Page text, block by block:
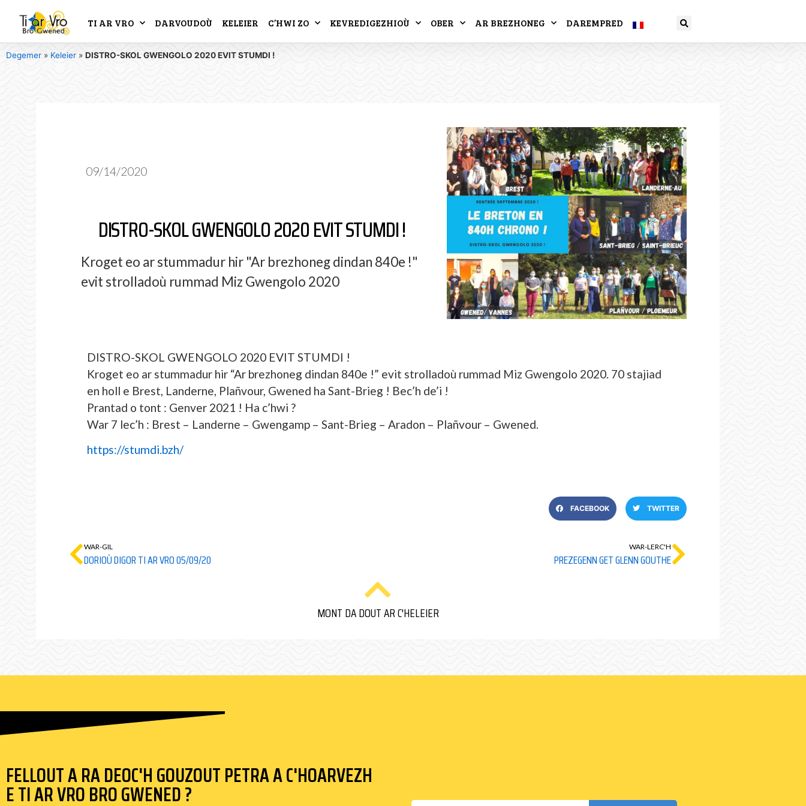
TI AR VRO DARVOUDOÙ KELEIER C’HWI ZO KEVREDIGEZHIOÙ OBER AR BREZHONEG DAREMPRED
Degemer » Keleier » DISTRO-SKOL GWENGOLO 2020 EVIT STUMDI !
09/14/2020
DISTRO-SKOL GWENGOLO 2020 EVIT STUMDI !
Kroget eo ar stummadur hir "Ar brezhoneg dindan 840e !"
evit strolladoù rummad Miz Gwengolo 2020
DISTRO-SKOL GWENGOLO 2020 EVIT STUMDI !
Kroget eo ar stummadur hir “Ar brezhoneg dindan 840e !” evit strolladoù rummad Miz Gwengolo 2020. 70 stajiad
en holl e Brest, Landerne, Plañvour, Gwened ha Sant-Brieg ! Bec’h de’i !
Prantad o tont : Genver 2021 ! Ha c’hwi ?
War 7 lec’h : Brest – Landerne – Gwengamp – Sant-Brieg – Aradon – Plañvour – Gwened.
https://stumdi.bzh/
FACEBOOK TWITTER
WAR-GIL
DORIOÙ DIGOR TI AR VRO 05/09/20
WAR-LERC'H
PREZEGENN GET GLENN GOUTHE
MONT DA DOUT AR C'HELEIER
FELLOUT A RA DEOC'H GOUZOUT PETRA A C'HOARVEZH
E TI AR VRO BRO GWENED ?